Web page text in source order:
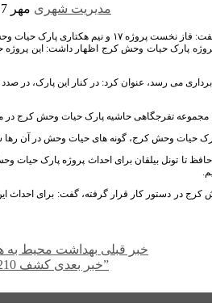
مدیریت شهری مهر 7, 1398 - سپتامبر 29, 2019
می رسد، عنوان کرد: در کنار این پارک، در
تفرجگاهی حاشیه پارک حیات وحش کرج در
حیات وحش کرج، گونه های حیات وحش در آن رها
تا تونل بیلقان برای احداث پروژه پارک حیات
در دستور کار قرار گرفته، گفت: برای احداث
خبر قبلی بهداشت محیط به
خبر بعدیكشف 210 دستگاه تولید ارز دیجیتال قاچاق در”اشتهارد”